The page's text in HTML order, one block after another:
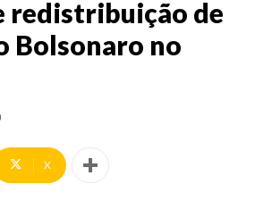
redistribuição de
Bolsonaro no
X